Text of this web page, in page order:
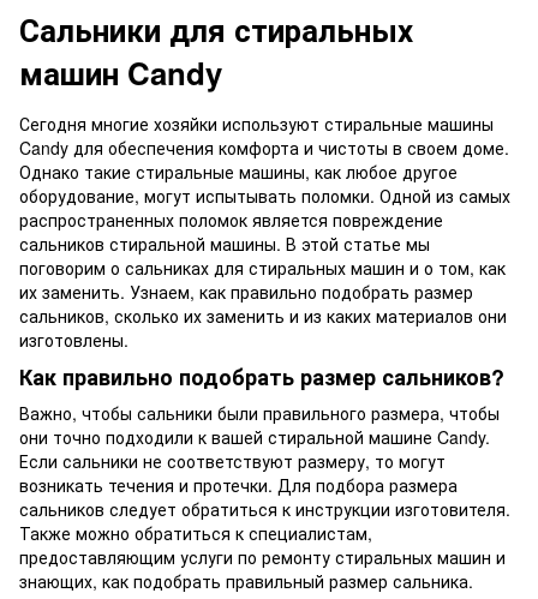
Сальники для стиральных
машин Candy
Сегодня многие хозяйки используют стиральные машины
Candy для обеспечения комфорта и чистоты в своем доме.
Однако такие стиральные машины, как любое другое
оборудование, могут испытывать поломки. Одной из самых
распространенных поломок является повреждение
сальников стиральной машины. В этой статье мы
поговорим о сальниках для стиральных машин и о том, как
их заменить. Узнаем, как правильно подобрать размер
сальников, сколько их заменить и из каких материалов они
изготовлены.
Как правильно подобрать размер сальников?
Важно, чтобы сальники были правильного размера, чтобы
они точно подходили к вашей стиральной машине Candy.
Если сальники не соответствуют размеру, то могут
возникать течения и протечки. Для подбора размера
сальников следует обратиться к инструкции изготовителя.
Также можно обратиться к специалистам,
предоставляющим услуги по ремонту стиральных машин и
знающих, как подобрать правильный размер сальника.